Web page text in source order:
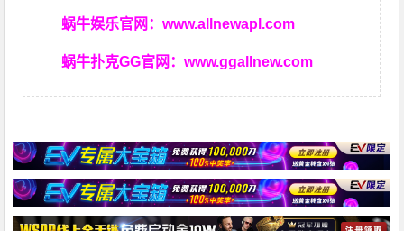
蜗牛娱乐官网：www.allnewapl.com
蜗牛扑克GG官网：www.ggallnew.com